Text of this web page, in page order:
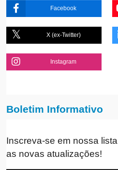
Facebook
X (ex-Twitter)
Instagram
Boletim Informativo
Inscreva-se em nossa
as novas atualizações!